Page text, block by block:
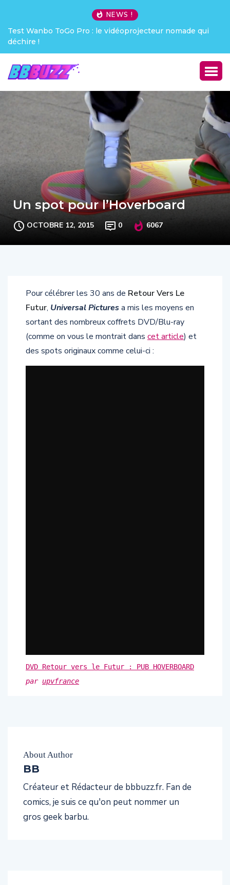
NEWS !
Test Wanbo ToGo Pro : le vidéoprojecteur nomade qui
déchire !
Un spot pour l’Hoverboard
OCTOBRE 12, 2015 0 6067
Pour célébrer les 30 ans de Retour Vers Le
Futur, Universal Picturesa mis les moyens en
sortant des nombreux coffrets DVD/Blu-ray
(comme on vous le montrait dans cet article) et
des spots originaux comme celui-ci :
DVD Retour vers le Futur : PUB HOVERBOARD
par upvfrance
About Author
BB
Créateur et Rédacteur de bbbuzz.fr. Fan de
comics, je suis ce qu'on peut nommer un
gros geek barbu.